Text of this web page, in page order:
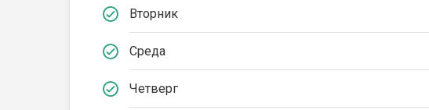
Вторник
Среда
Четверг